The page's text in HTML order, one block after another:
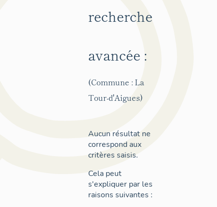
recherche
avancée :
(Commune : La
Tour-d'Aigues)
Aucun résultat ne
correspond aux
critères saisis.
Cela peut
s'expliquer par les
raisons suivantes :